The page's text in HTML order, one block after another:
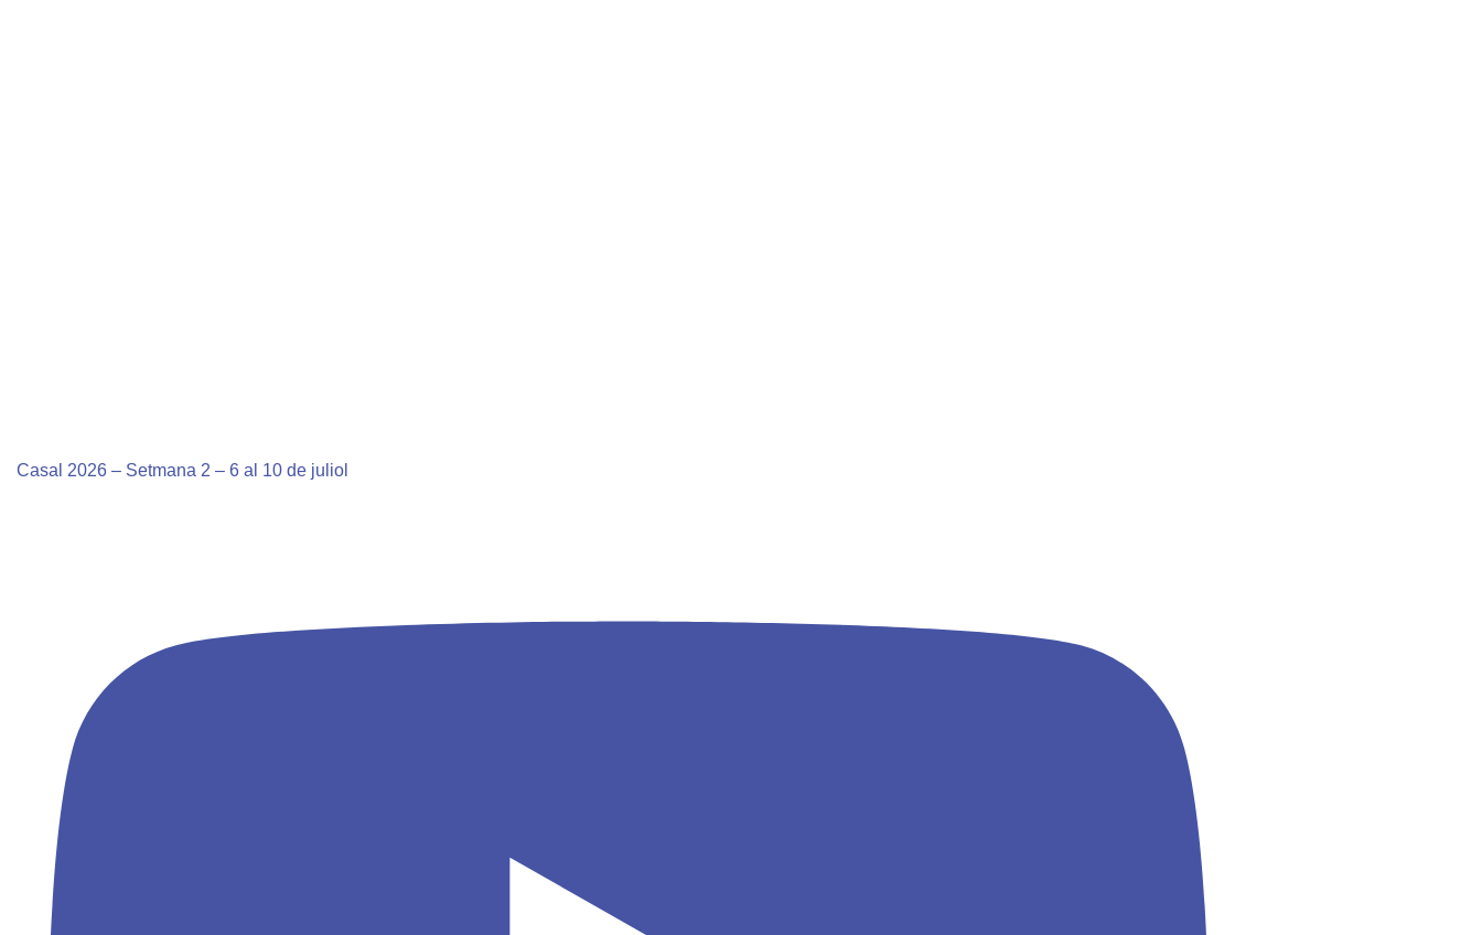
Casal 2026 – Setmana 2 – 6 al 10 de juliol